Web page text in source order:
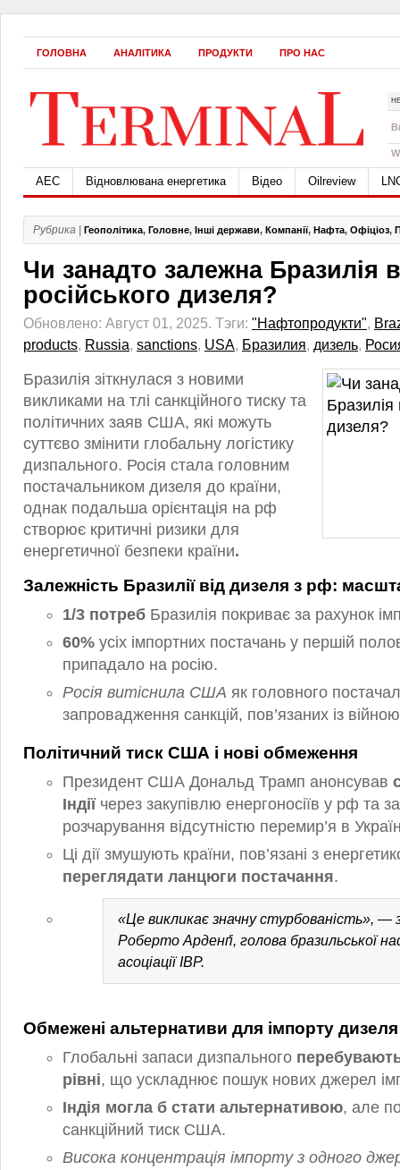
ГОЛОВНА АНАЛІТИКА ПРОДУКТИ ПРО НАС
АЕС Відновлювана енергетика Відео Oilreview
Рубрика | Геополітика, Головне, Інші держави, Компанії, Нафта, Офіціоз,
Чи занадто залежна Бразилія
російського дизеля?
Обновлено: Август 01, 2025. Тэги: "Нафтопродукти",
products, Russia, sanctions, USA, Бразилия, дизель,
Бразилія зіткнулася з новими
викликами на тлі санкційного тиску та
політичних заяв США, які можуть
суттєво змінити глобальну логістику
дизпального. Росія стала головним
постачальником дизеля до країни,
однак подальша орієнтація на рф
створює критичні ризики для
енергетичної безпеки країни.
Залежність Бразилії від дизеля з рф:
1/3 потреб Бразилія покриває за рахунок
60% усіх імпортних постачань у першій
припадало на росію.
Росія витіснила США як головного
запровадження санкцій, пов’язаних із війною
Політичний тиск США і нові обмеження
Президент США Дональд Трамп анонсував
Індіїчерез закупівлю енергоносіїв у рф та
розчарування відсутністю перемир’я в
Ці дії змушують країни, пов’язані з
переглядати ланцюги постачання.
«Це викликає значну стурбованість», —
Роберто Арденґі, голова бразильської
асоціації IBP.
Обмежені альтернативи для імпорту дизеля
Глобальні запаси дизпального
рівні, що ускладнює пошук нових джерел
Індія могла б стати альтернативою, але
санкційний тиск США.
Висока концентрація імпорту з одного